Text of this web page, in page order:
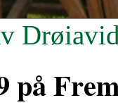
på